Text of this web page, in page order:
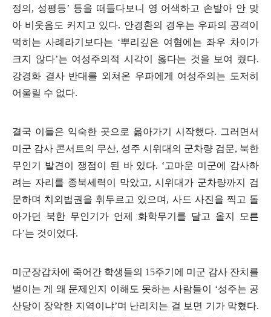
정의 , 성평등’ 등을 떠들다보니 영 어색하고 손발아 안 맞
아 비웃음도 커지고 있다. 안경환의 경우는 우파의 공격이
먹히는 사례라기보다는 ‘뿌리깊은 여혐에는 좌우 차이가
크지 않다’는 여성주의적 시각이 옳다는 것을 보여 줬다.
강경화 결사 반대를 외쳐온 우파에게 여성주의는 도저히
어울릴 수 없다.
결국 이들은 익숙한 곳으로 옮아가기 시작했다. 그러면서
미군 감사 콘서트의 무산, 성주 시위대의 군차량 검문, 북한
무인기 발견이 쟁점이 된 바 있다. ‘고마운 미군에 감사하
려는 자리를 종북세력이 막았고, 시위대가 군차량까지 검
문하며 치외법권을 휘두르고 있으며 , 사드 사진을 찍고 돌
아가던 북한 무인기가 언제 화학무기를 달고 올지 모른
다’는 것이었다.
미군장갑차에 죽어간 학생들의 15주기에 미군 감사 잔치를
벌이는 게 왜 문제인지 이해도 못하는 사람들이 ‘성주는 공
산당이 장악한 지역이냐’며 난리치는 걸 보면 기가 막혔다.